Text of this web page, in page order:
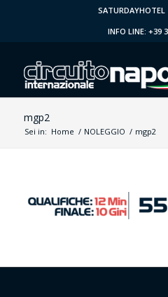
SATURDAYHOTEL
INFO LINE: +39
mgp2
Sei in: Home / NOLEGGIO / mgp2